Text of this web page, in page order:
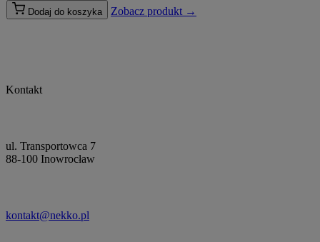
Dodaj do koszyka Zobacz produkt →
Kontakt
ul. Transportowca 7
88-100 Inowrocław
kontakt@nekko.pl